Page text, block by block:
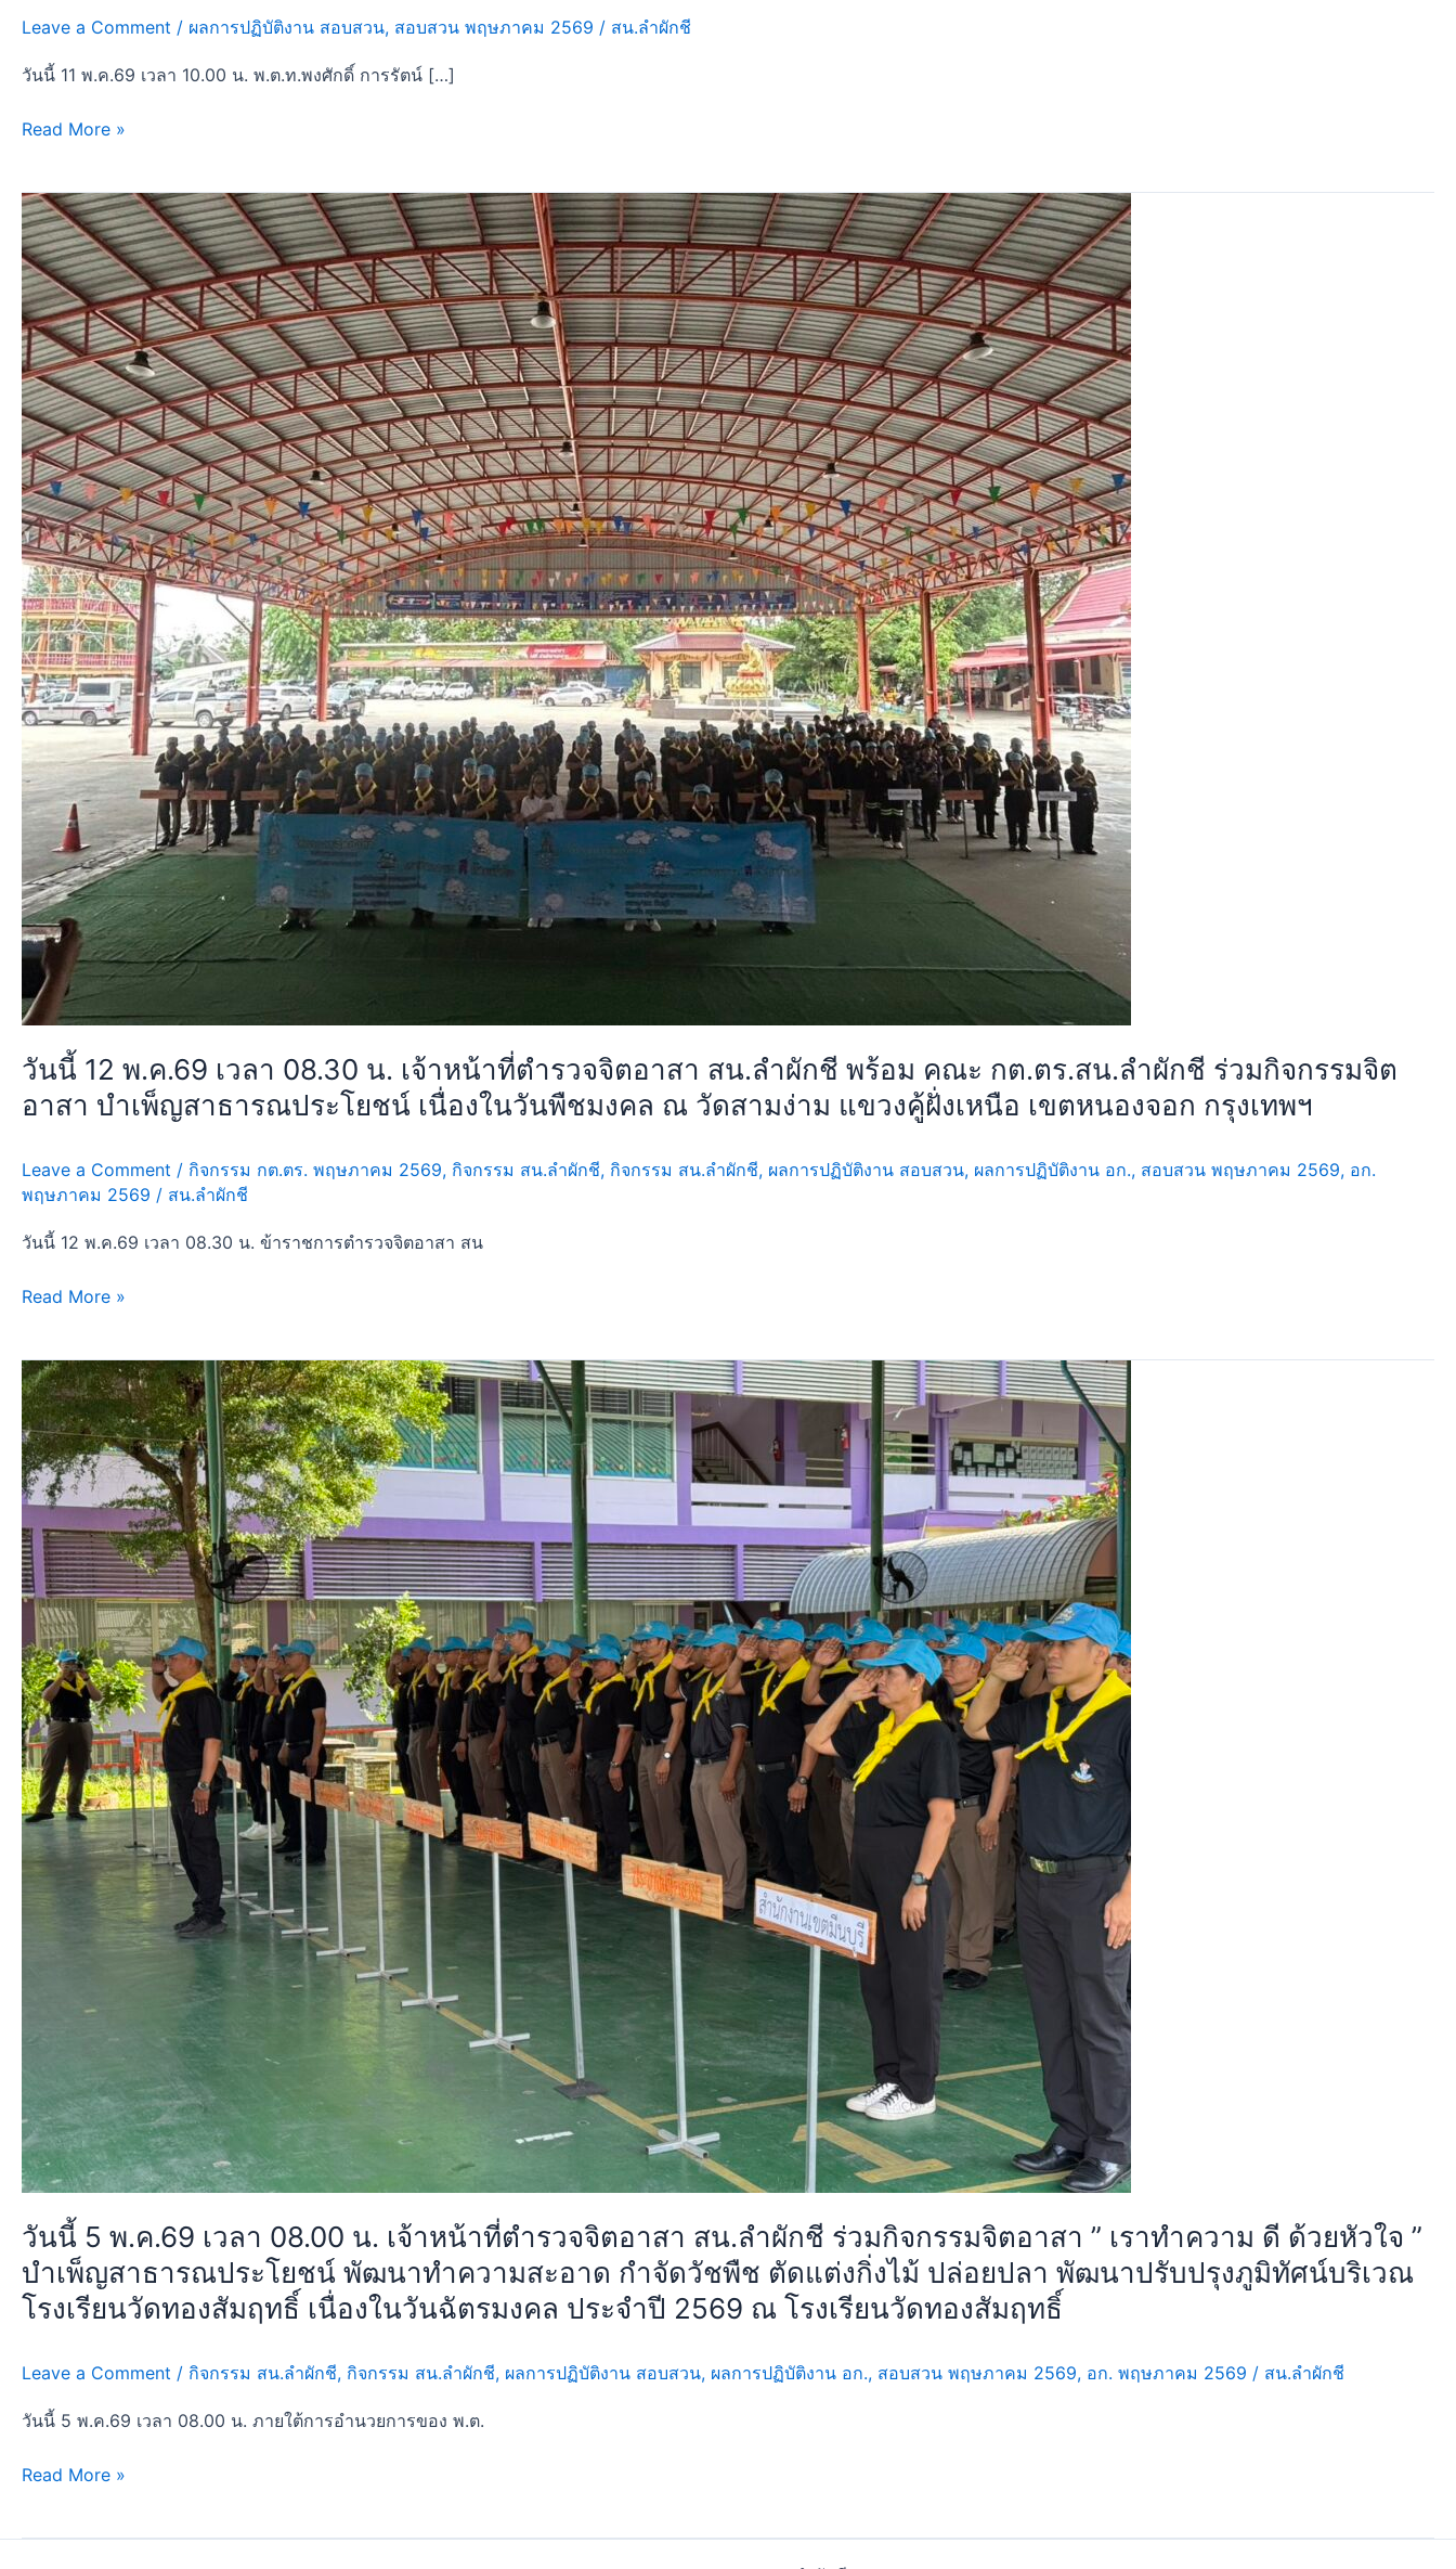
Leave a Comment / ผลการปฏิบัติงาน สอบสวน, สอบสวน พฤษภาคม 2569 / สน.ลำผักชี
วันนี้ 11 พ.ค.69 เวลา 10.00 น. พ.ต.ท.พงศักดิ์ การรัตน์ […]
Read More »
วันนี้ 12 พ.ค.69 เวลา 08.30 น. เจ้าหน้าที่ตำรวจจิตอาสา สน.ลำผักชี พร้อม คณะ กต.ตร.สน.ลำผักชี ร่วมกิจกรรมจิต
อาสา บำเพ็ญสาธารณประโยชน์ เนื่องในวันพืชมงคล ณ วัดสามง่าม แขวงคู้ฝั่งเหนือ เขตหนองจอก กรุงเทพฯ
Leave a Comment / กิจกรรม กต.ตร. พฤษภาคม 2569, กิจกรรม สน.ลำผักชี, กิจกรรม สน.ลำผักชี, ผลการปฏิบัติงาน สอบสวน, ผลการปฏิบัติงาน อก., สอบสวน พฤษภาคม 2569, อก.
พฤษภาคม 2569 / สน.ลำผักชี
วันนี้ 12 พ.ค.69 เวลา 08.30 น. ข้าราชการตำรวจจิตอาสา สน
วัน
นี้
12
พ.ค.69
เวลา
08.30
น.
เจ้า
หน้าที่
ตำรวจ
จิต
อาสา
สน.ลำ
ผักชี
พร้อม
คณะ
กต.ตร.สน.ลำ
ผักชี
ร่วม
กิจกรรม
จิต
อาสา
บำเพ็ญ
สาธารณประโยชน์
เนื่อง
ใน
วัน
พืช
มงคล
ณ
สามง่าม
แขวง
ฝั่ง
เหนือ
หนองจอก
Read More »
วันนี้ 5 พ.ค.69 เวลา 08.00 น. เจ้าหน้าที่ตำรวจจิตอาสา สน.ลำผักชี ร่วมกิจกรรมจิตอาสา ” เราทำความ ดี ด้วยหัวใจ ”
บำเพ็ญสาธารณประโยชน์ พัฒนาทำความสะอาด กำจัดวัชพืช ตัดแต่งกิ่งไม้ ปล่อยปลา พัฒนาปรับปรุงภูมิทัศน์บริเวณ
โรงเรียนวัดทองสัมฤทธิ์ เนื่องในวันฉัตรมงคล ประจำปี 2569 ณ โรงเรียนวัดทองสัมฤทธิ์
Leave a Comment / กิจกรรม สน.ลำผักชี, กิจกรรม สน.ลำผักชี, ผลการปฏิบัติงาน สอบสวน, ผลการปฏิบัติงาน อก., สอบสวน พฤษภาคม 2569, อก. พฤษภาคม 2569 / สน.ลำผักชี
วันนี้ 5 พ.ค.69 เวลา 08.00 น. ภายใต้การอำนวยการของ พ.ต.
วัน
นี้
5
พ.ค.69
เวลา
08.00
น.
เจ้า
หน้าที่
ตำรวจ
จิต
อาสา
สน.ลำ
ผักชี
ร่วม
กิจกรรม
จิต
อาสา
สาธารณประโยชน์
พัฒนา
ทำความ
สะอาด
วัชพืช
ตัด
แต่ง
ปล่อย
ปลา
ปรับปรุง
Read More »